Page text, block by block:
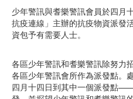
少年警訊與耆樂警訊會員於四月
抗疫連線」主辦的抗疫物資派發
資包予有需要人士。
各區少年警訊和耆樂警訊除努力
各區少年警訊會所作為派發點。
四月十四日到其中一個派發點